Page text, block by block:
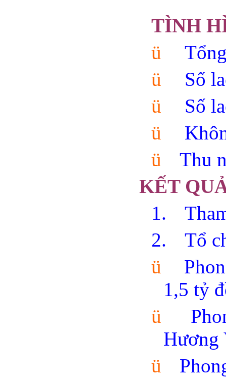
TÌNH
ü
ü
Số
ü
Số
ü
ü
Thu
KẾT
1.
2.
Tổ
ü
1,5 tỷ
ü
Hương
ü